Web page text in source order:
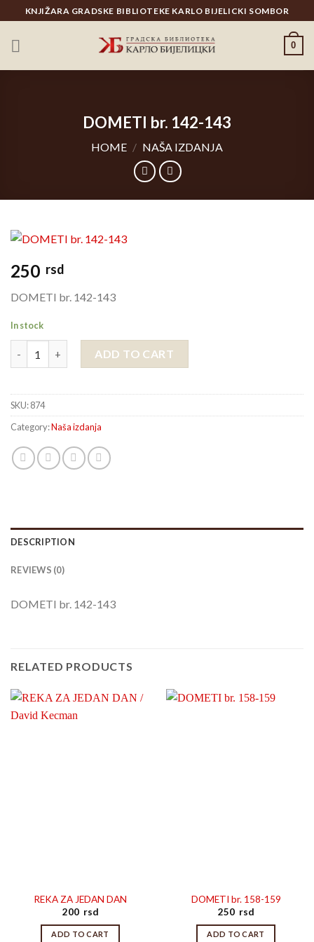
to
content
KNJIŽARA GRADSKE BIBLIOTEKE KARLO BIJELICKI SOMBOR
0
DOMETI br. 142-143
HOME / NAŠA IZDANJA
250 rsd
DOMETI br. 142-143
In stock
ADD TO CART
SKU:874
Category:Naša izdanja
DESCRIPTION
REVIEWS (0)
DOMETI br. 142-143
RELATED PRODUCTS
REKA ZA JEDAN DAN
200 rsd
ADD TO CART
DOMETI br. 158-159
250 rsd
ADD TO CART